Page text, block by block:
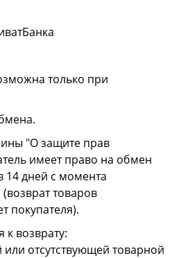
только при
"О защите прав
имеет право на обмен
14 дней с момента
товаров
покупателя).
возврату:
отсутствующей товарной